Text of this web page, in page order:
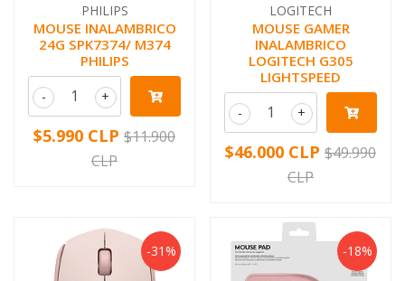
PHILIPS
MOUSE INALAMBRICO
24G SPK7374/ M374
PHILIPS
+
-
$5.990 CLP $11.900
CLP
LOGITECH
MOUSE GAMER
INALAMBRICO
LOGITECH G305
LIGHTSPEED
+
-
$46.000 CLP $49.990
CLP
-31% -18%